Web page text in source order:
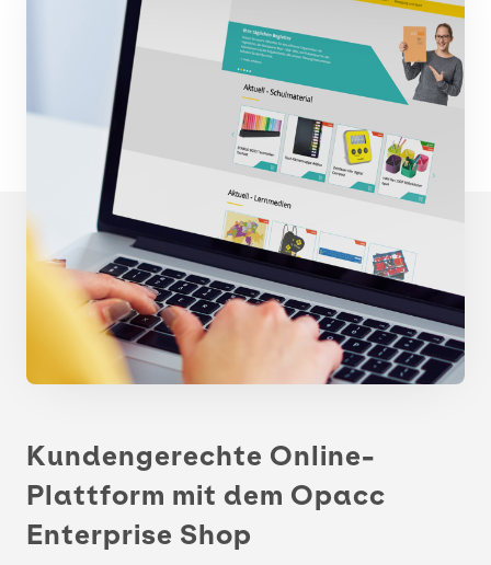
Kundengerechte Online-
Plattform mit dem Opacc
Enterprise Shop